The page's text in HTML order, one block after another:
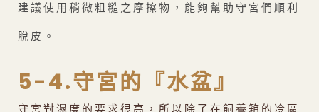
建議使用稍微粗糙之摩擦物，能夠幫助守宮們順利
脫皮。
5-4.守宮的『水盆』
守宮對濕度的要求很高，所以除了在飼養箱的冷區